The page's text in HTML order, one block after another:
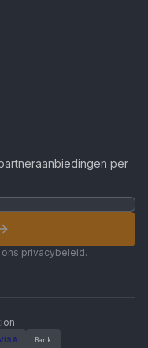
per
privacybeleid.
Bank